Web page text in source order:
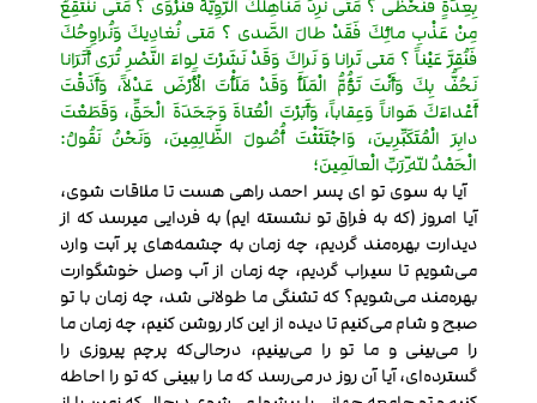
بِعِدَةٍ فَنَحْظى ؟ مَتَى نَرِدُ مَناهِلَكَ الرَّوِيَّةَ فَنَرْوَى ؟ مَتَى نَنْتَقِعُ
مِنْ عَذْبِ مائِكَ فَقَدْ طالَ الصَّدى ؟ مَتى نُغادِيكَ وَنُراوِحُكَ
فَنُقِرَّ عَيْناً ؟ مَتى تَرانا وَ نَراكَ وَقَدْ نَشَرْتَ لِواءَ النَّصْرِ تُرَى أَتَرَانا
نَحُفُّ بِكَ وَأَنْتَ تَؤُمُّ الْمَلَأَ وَقَدْ مَلَأْتَ الْأَرْضَ عَدْلاً، وَأَذَقْتَ
أَعْداءَكَ هَواناً وَعِقاباً، وَأَبَرْتَ الْعُتاةَ وَجَحَدَةَ الْحَقِّ، وَقَطَعْتَ
دابِرَ الْمُتَكَبِّرِينَ، وَاجْتَثَثْتَ أُصُولَ الظَّالِمِينَ، وَنَحْنُ نَقُولُ:
الْحَمْدُ لِلّهِ رَبِّ الْعالَمِينَ؛
آیا به سوی تو ای پسر احمد راهی هست تا ملاقات شوی،
آیا امروز (که به فراق تو نشسته ایم) به فردایی میرسد که از
دیدارت بهره‌مند گردیم، چه زمان به چشمه‌های پر آبت وارد
می‌شویم تا سیراب گردیم، چه زمان از آب وصل خوشگوارت
بهره‌مند می‌شویم؟ که تشنگی ما طولانی شد، چه زمان با تو
صبح و شام می‌کنیم تا دیده از این کار روشن کنیم، چه زمان ما
را می‌بینی و ما تو را می‌بینیم، درحالی‌که پرچم پیروزی را
گسترده‌ای، آیا آن روز در می‌رسد که ما را ببینی که تو را احاطه